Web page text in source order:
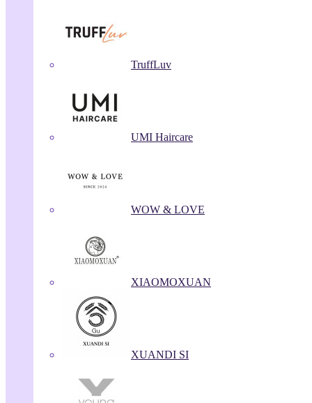
TruffLuv
UMI Haircare
WOW & LOVE
XIAOMOXUAN
XUANDI SI